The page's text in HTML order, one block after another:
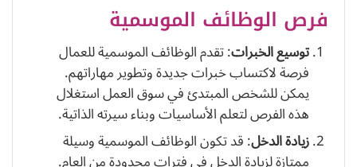
فرص الوظائف الموسمية
توسيع الخبرات: تقدم الوظائف الموسمية للعمال
فرصة لاكتساب خبرات جديدة وتطوير مهاراتهم.
يمكن للشخص المبتدئ في سوق العمل استغلال
هذه الفرص لتعلم الأساسيات وبناء سيرته الذاتية.
زيادة الدخل: قد تكون الوظائف الموسمية وسيلة